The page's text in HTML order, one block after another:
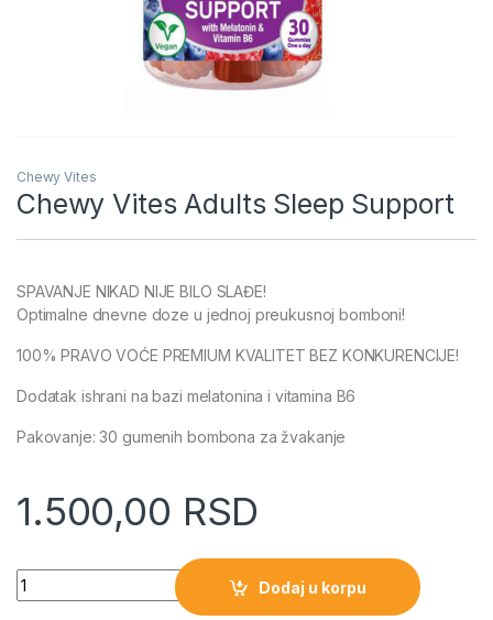
Chewy Vites
Chewy Vites Adults Sleep Support
SPAVANJE NIKAD NIJE BILO SLAĐE!
Optimalne dnevne doze u jednoj preukusnoj bomboni!
100% PRAVO VOĆE PREMIUM KVALITET BEZ KONKURENCIJE!
Dodatak ishrani na bazi melatonina i vitamina B6
Pakovanje: 30 gumenih bombona za žvakanje
1.500,00 RSD
Quantity
Dodaj u korpu